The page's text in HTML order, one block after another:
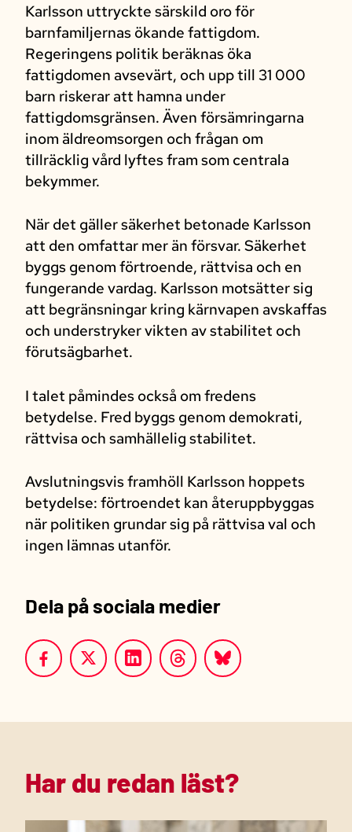
Karlsson uttryckte särskild oro för
barnfamiljernas ökande fattigdom.
Regeringens politik beräknas öka
fattigdomen avsevärt, och upp till 31 000
barn riskerar att hamna under
fattigdomsgränsen. Även försämringarna
inom äldreomsorgen och frågan om
tillräcklig vård lyftes fram som centrala
bekymmer.
När det gäller säkerhet betonade Karlsson
att den omfattar mer än försvar. Säkerhet
byggs genom förtroende, rättvisa och en
fungerande vardag. Karlsson motsätter sig
att begränsningar kring kärnvapen avskaffas
och understryker vikten av stabilitet och
förutsägbarhet.
I talet påmindes också om fredens
betydelse. Fred byggs genom demokrati,
rättvisa och samhällelig stabilitet.
Avslutningsvis framhöll Karlsson hoppets
betydelse: förtroendet kan återuppbyggas
när politiken grundar sig på rättvisa val och
ingen lämnas utanför.
Dela på sociala medier
Har du redan läst?